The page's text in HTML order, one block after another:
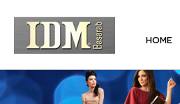
HOME